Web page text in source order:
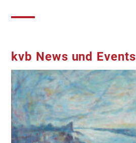
kvb News und Events